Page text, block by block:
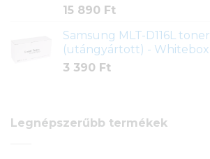
15 890 Ft
Samsung MLT-D116L toner
(utángyártott) - Whitebox
3 390 Ft
Legnépszerűbb termékek